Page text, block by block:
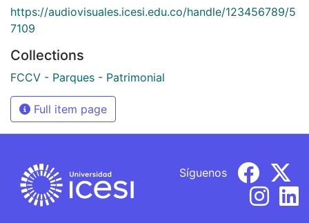
https://audiovisuales.icesi.edu.co/handle/123456789/5
7109
Collections
FCCV - Parques - Patrimonial
Full item page
Síguenos